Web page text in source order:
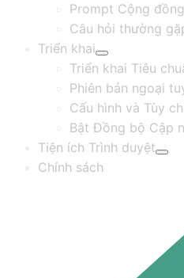
Prompt Cộng đồng
Câu hỏi thường
Triển khai
Triển khai Tiêu
Phiên bản ngoại
Cấu hình và Tùy
Bật Đồng bộ Cập
Tiện ích Trình duyệt
Chính sách